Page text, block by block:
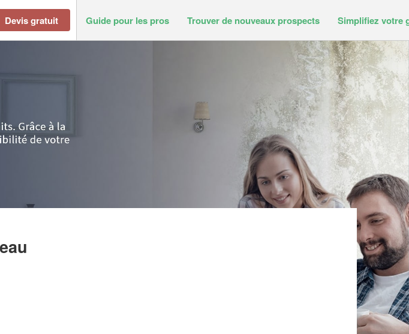
Devis gratuit Guide pour les pros Trouver de nouveaux prospects Simplifiez votre